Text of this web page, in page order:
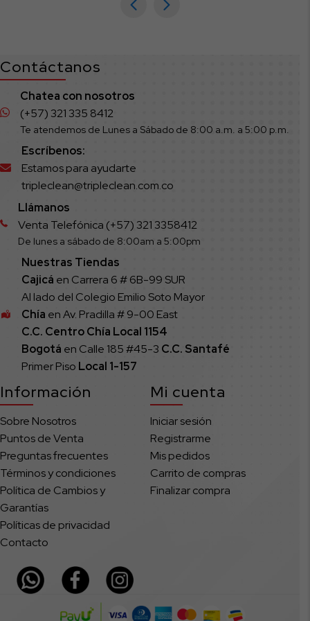
Contáctanos
Chatea con nosotros
(+57) 321 335 8412
Te atendemos de Lunes a Sábado de 8:00 a.m. a 5:00 p.m.
Escríbenos:
Estamos para ayudarte
tripleclean@tripleclean.com.co
Llámanos
Venta Telefónica (+57) 321 3358412
De lunes a sábado de 8:00am a 5:00pm
Nuestras Tiendas
Cajicá en Carrera 6 # 6B-99 SUR
Al lado del Colegio Emilio Soto Mayor
Chía en Av. Pradilla # 9-00 East
C.C. Centro Chía Local 1154
Bogotá en Calle 185 #45-3 C.C. Santafé
Primer Piso Local 1-157
Información
Sobre Nosotros
Puntos de Venta
Preguntas frecuentes
Términos y condiciones
Política de Cambios y
Garantías
Políticas de privacidad
Contacto
Mi cuenta
Iniciar sesión
Registrarme
Mis pedidos
Carrito de compras
Finalizar compra